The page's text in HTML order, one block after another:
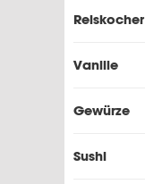
Reiskocher
Vanille
Gewürze
Sushi